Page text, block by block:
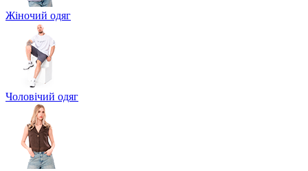
Жіночий одяг
Чоловічий одяг